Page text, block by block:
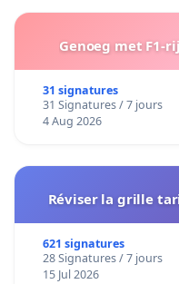
Genoeg met F1-
31 signatures
31 Signatures / 7 jours
4 Aug 2026
Réviser la grille
621 signatures
28 Signatures / 7 jours
15 Jul 2026